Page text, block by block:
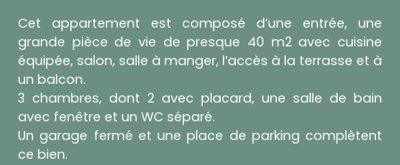
Cet appartement est composé d’une entrée, une
grande pièce de vie de presque 40 m2 avec cuisine
équipée, salon, salle à manger, l’accès à la terrasse et à
un balcon.
3 chambres, dont 2 avec placard, une salle de bain
avec fenêtre et un WC séparé.
Un garage fermé et une place de parking complètent
ce bien.